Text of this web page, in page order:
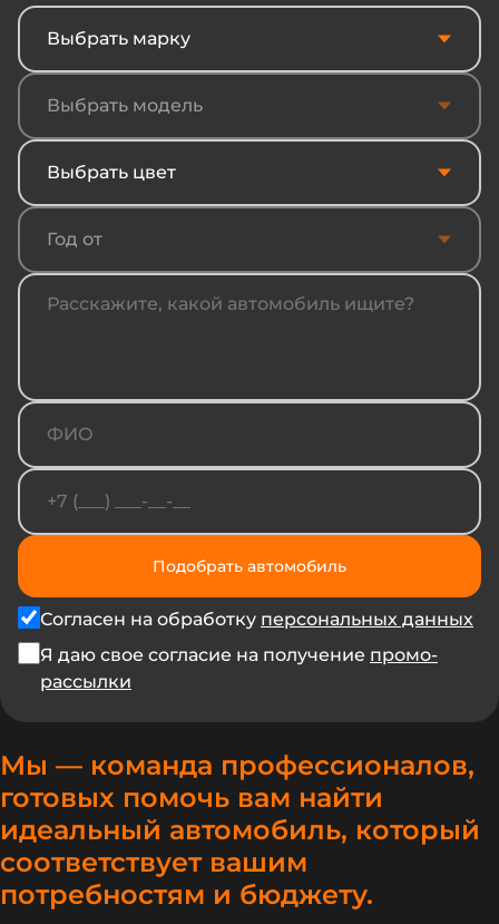
Выбрать марку
Выбрать модель
Выбрать цвет
Год от
Подобрать автомобиль
Согласен на обработку персональных данных
Я даю свое согласие на получение промо-
рассылки
Мы — команда профессионалов,
готовых помочь вам найти
идеальный автомобиль, который
соответствует вашим
потребностям и бюджету.